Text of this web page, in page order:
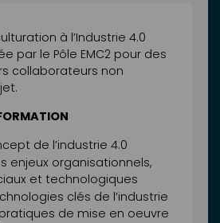
à l’Industrie 4.0
par le Pôle EMC2 pour des
collaborateurs non
de l’industrie 4.0
enjeux organisationnels,
et technologiques
clés de l’industrie
de mise en oeuvre